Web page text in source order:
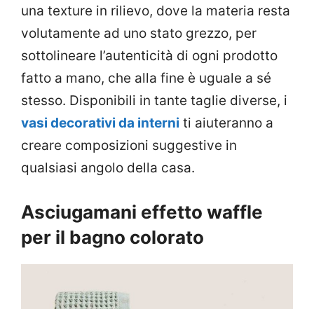
una texture in rilievo, dove la materia resta
volutamente ad uno stato grezzo, per
sottolineare l’autenticità di ogni prodotto
fatto a mano, che alla fine è uguale a sé
stesso. Disponibili in tante taglie diverse, i
vasi decorativi da interni ti aiuteranno a
creare composizioni suggestive in
qualsiasi angolo della casa.
Asciugamani effetto waffle
per il bagno colorato